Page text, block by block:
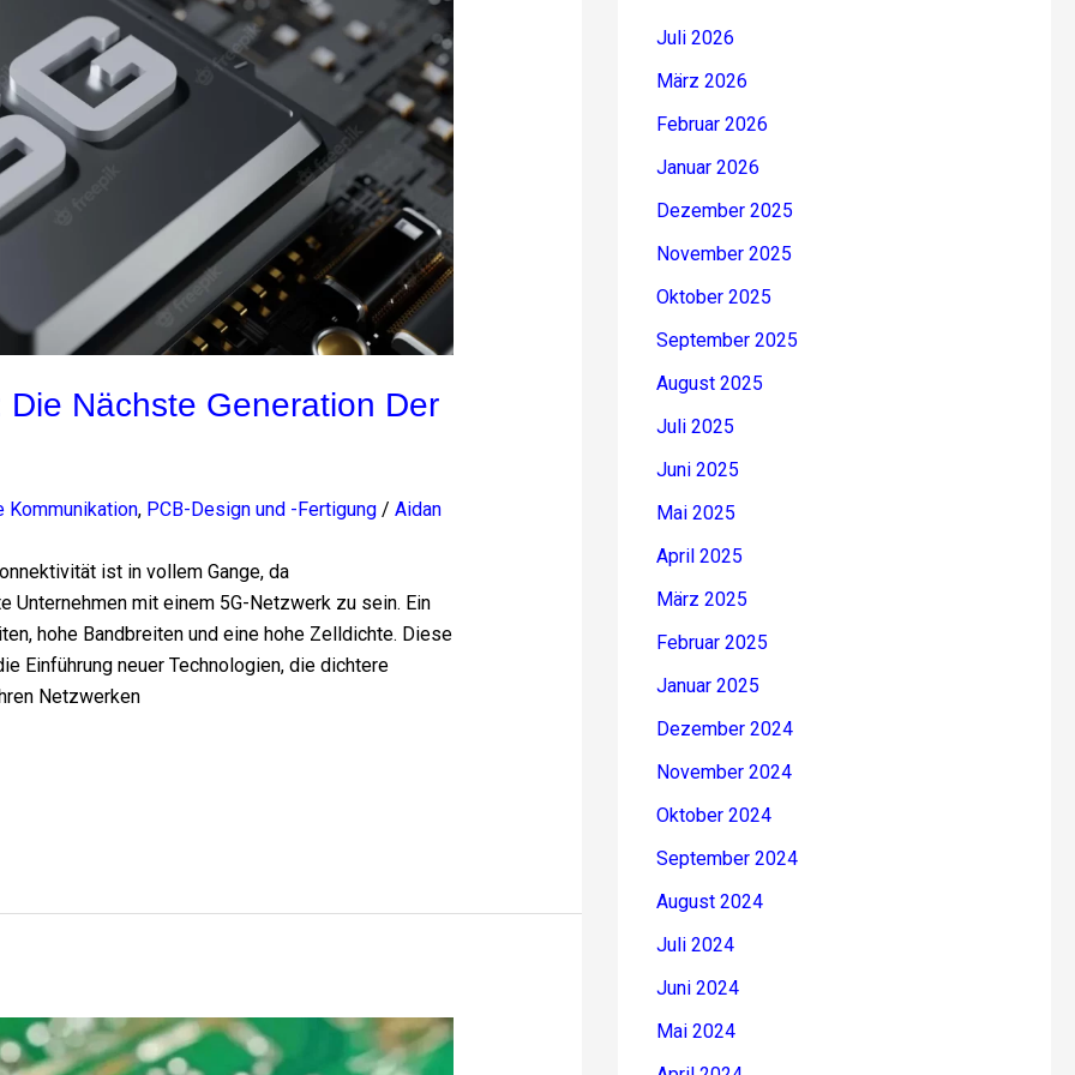
Nächste Generation Der
Kommunikation, PCB-Design und -Fertigung/ Aidan
ist in vollem Gange, da
mit einem 5G-Netzwerk zu sein. Ein
hohe Bandbreiten und eine hohe Zelldichte. Diese
Einführung neuer Technologien, die dichtere
Netzwerken
Juli 2026
März 2026
Februar 2026
Januar 2026
Dezember 2025
November 2025
Oktober 2025
September 2025
August 2025
Juli 2025
Juni 2025
Mai 2025
April 2025
März 2025
Februar 2025
Januar 2025
Dezember 2024
November 2024
Oktober 2024
September 2024
August 2024
Juli 2024
Juni 2024
Mai 2024